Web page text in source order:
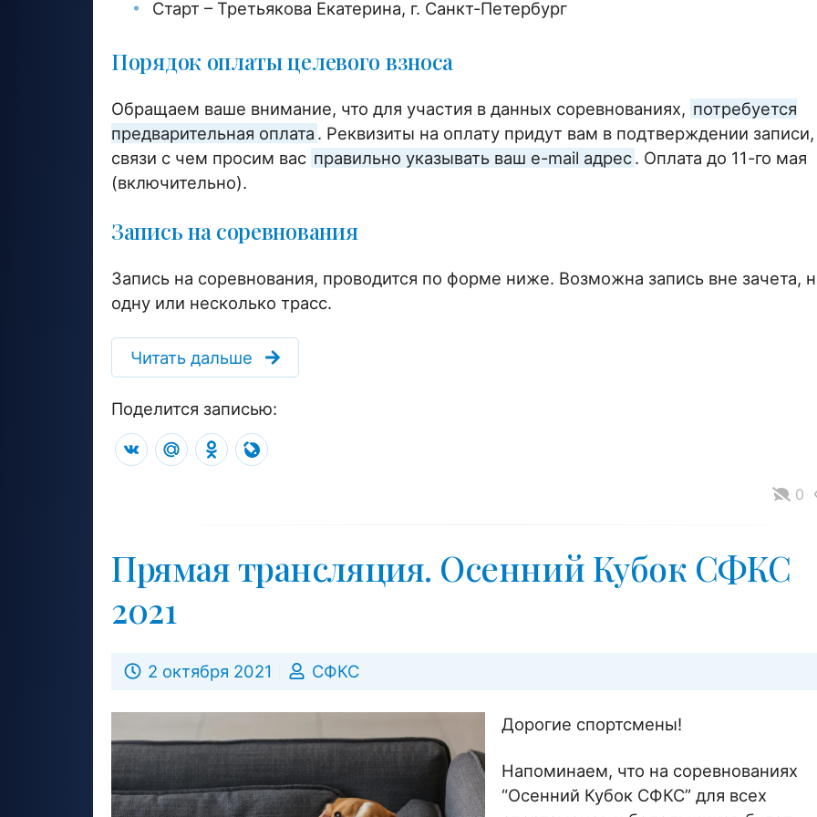
Старт – Третьякова Екатерина, г. Санкт-Петербург
Порядок оплаты целевого взноса
Обращаем ваше внимание, что для участия в данных соревнованиях, потребуется
предварительная оплата . Реквизиты на оплату придут вам в подтверждении записи,
связи с чем просим вас правильно указывать ваш e-mail адрес. Оплата до 11-го мая
(включительно).
Запись на соревнования
Запись на соревнования, проводится по форме ниже. Возможна запись вне зачета,
одну или несколько трасс.
Читать дальше
Поделится записью:
VK Mail.RuOdnoklassniki
0
Прямая трансляция. Осенний Кубок СФКС
2021
2 октября 2021 СФКС
Дорогие спортсмены!
Напоминаем, что на соревнованиях
“Осенний Кубок СФКС” для всех